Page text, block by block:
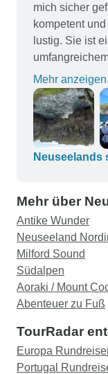
mich sicher
kompetent
lustig. Sie ist
Gebiete, die
Deutung von
Mark und
Essenszeiten,
wichtige
bekannt
der Zeit
Mehr anzeigen
Neuseelands
Mehr über
Antike Wunder
Neuseeland
Milford Sound
Südalpen
Aoraki / Mount
Abenteuer zu Fuß
TourRadar
Europa
Portugal